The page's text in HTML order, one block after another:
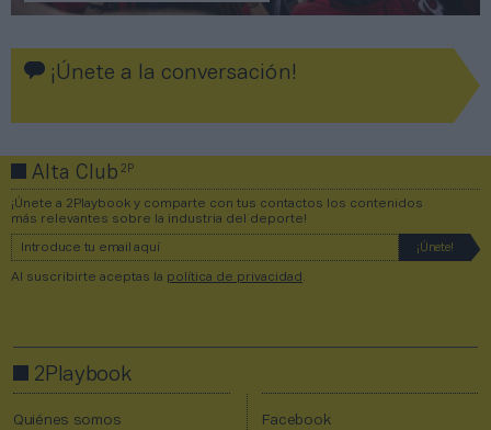
¡Únete a la conversación!
Alta Club2P
¡Únete a 2Playbook y comparte con tus contactos los contenidos
más relevantes sobre la industria del deporte!
Al suscribirte aceptas la política de privacidad
2Playbook
Quiénes somos
Facebook